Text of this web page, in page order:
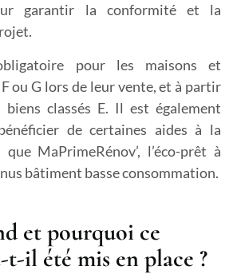
garantir la conformité et la
pour les maisons et
ou G lors de leur vente, et à partir
classés E. Il est également
de certaines aides à la
MaPrimeRénov’, l’éco-prêt à
bâtiment basse consommation.
et pourquoi ce
il été mis en place ?